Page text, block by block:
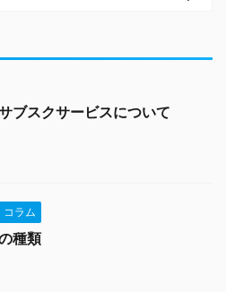
ブスクサービスについて
コラム
種類